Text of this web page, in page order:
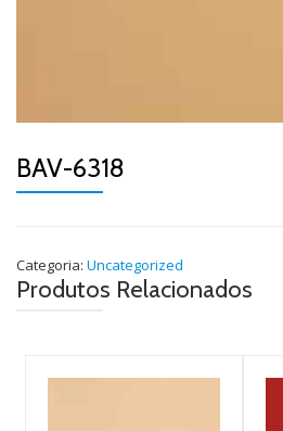
BAV-6318
Categoria: Uncategorized
Produtos Relacionados